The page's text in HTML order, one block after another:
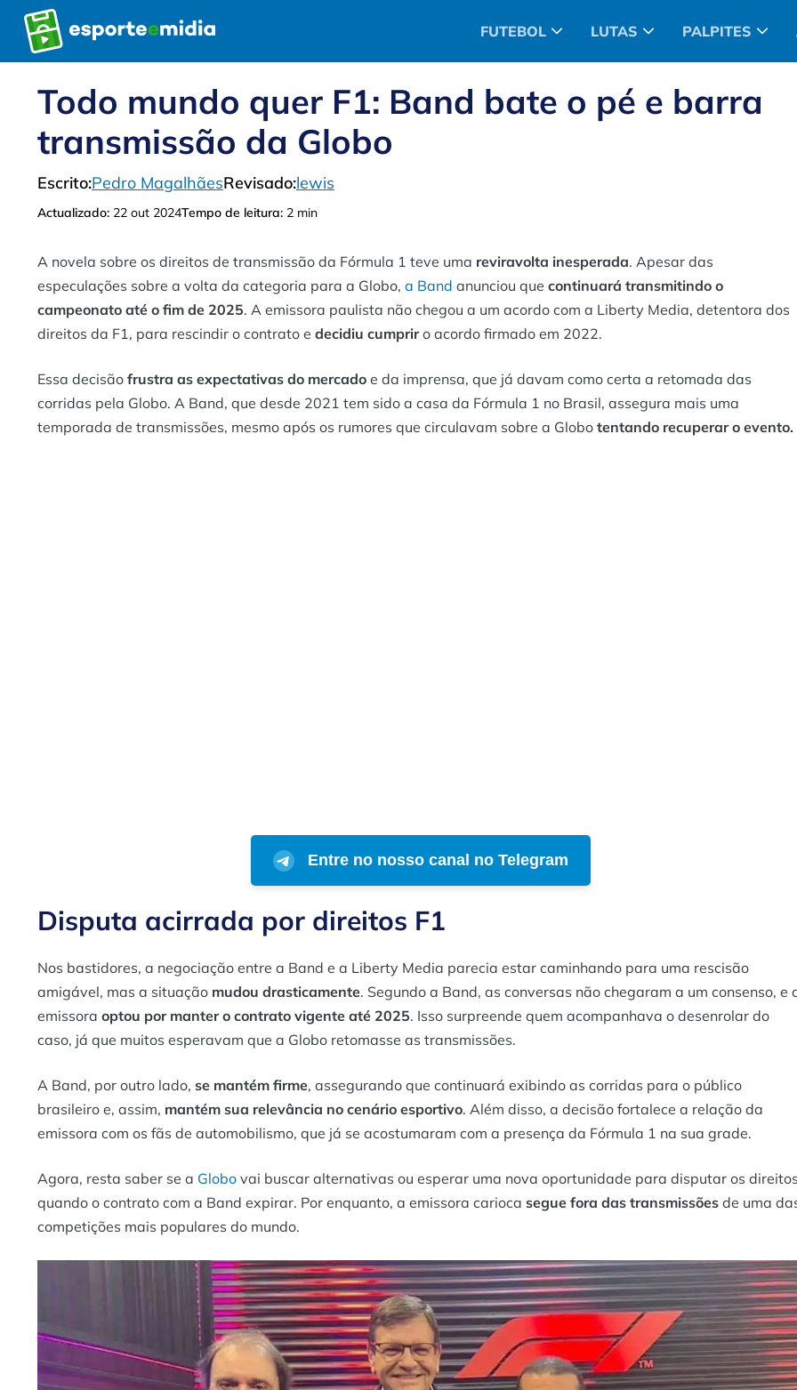
Pular
para
o
FUTEBOL LUTAS PALPITES
Todo mundo quer F1: Band bate o pé e barra
transmissão da Globo
Escrito:Pedro MagalhãesRevisado:lewis
Actualizado: 22 out 2024Tempo de leitura: 2 min
A novela sobre os direitos de transmissão da Fórmula 1 teve uma reviravolta inesperada. Apesar das
especulações sobre a volta da categoria para a Globo, a Band anunciou que continuará transmitindo o
campeonato até o fim de 2025. A emissora paulista não chegou a um acordo com a Liberty Media, detentora dos
direitos da F1, para rescindir o contrato e decidiu cumpriro acordo firmado em 2022.
Essa decisão frustra as expectativas do mercado e da imprensa, que já davam como certa a retomada das
corridas pela Globo. A Band, que desde 2021 tem sido a casa da Fórmula 1 no Brasil, assegura mais uma
temporada de transmissões, mesmo após os rumores que circulavam sobre a Globo tentando recuperar o evento.
Entre no nosso canal no Telegram
Disputa acirrada por direitos F1
Nos bastidores, a negociação entre a Band e a Liberty Media parecia estar caminhando para uma rescisão
amigável, mas a situação mudou drasticamente. Segundo a Band, as conversas não chegaram a um consenso, e
emissora optou por manter o contrato vigente até 2025. Isso surpreende quem acompanhava o desenrolar do
caso, já que muitos esperavam que a Globo retomasse as transmissões.
A Band, por outro lado, se mantém firme, assegurando que continuará exibindo as corridas para o público
brasileiro e, assim, mantém sua relevância no cenário esportivo. Além disso, a decisão fortalece a relação da
emissora com os fãs de automobilismo, que já se acostumaram com a presença da Fórmula 1 na sua grade.
Agora, resta saber se a Globo vai buscar alternativas ou esperar uma nova oportunidade para disputar os
quando o contrato com a Band expirar. Por enquanto, a emissora carioca segue fora das transmissões de uma
competições mais populares do mundo.